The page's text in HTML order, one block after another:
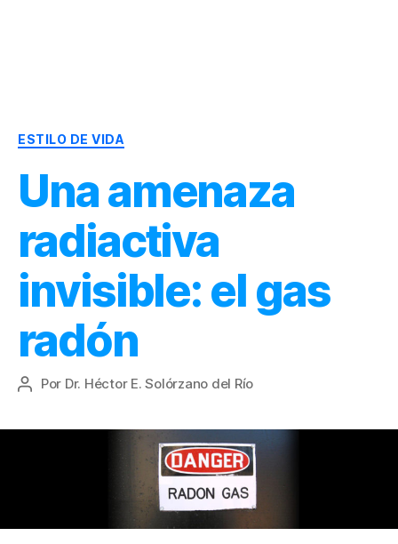
Terapia
Nutricional
|
y
Nutrición
ESTILO DE VIDA
Una amenaza
radiactiva
invisible: el gas
radón
Autor
Por Dr. Héctor E. Solórzano del Río